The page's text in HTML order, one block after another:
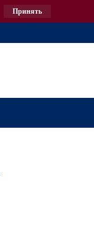
Принять